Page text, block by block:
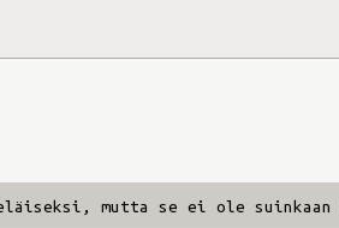
mutta se ei ole